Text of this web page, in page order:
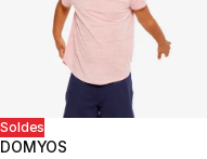
Soldes
DOMYOS